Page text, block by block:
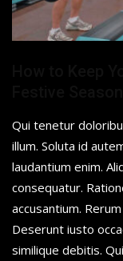
Qui tenetur
illum. Soluta id
laudantium enim.
consequatur.
accusantium.
Deserunt iusto
similique debitis.